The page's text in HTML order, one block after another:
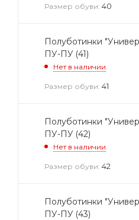
Размер обуви: 40
Полуботинки
ПУ-ПУ (41)
Нет в наличии
Размер обуви: 41
Полуботинки
ПУ-ПУ (42)
Нет в наличии
Размер обуви: 42
Полуботинки
ПУ-ПУ (43)